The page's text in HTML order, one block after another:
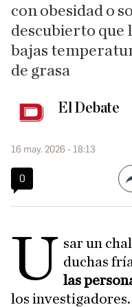
con obesidad o
descubierto que
bajas
de grasa
El Debate
16 may. 2026 - 18:13
0
U sar un
duchas
las
los investigadores.